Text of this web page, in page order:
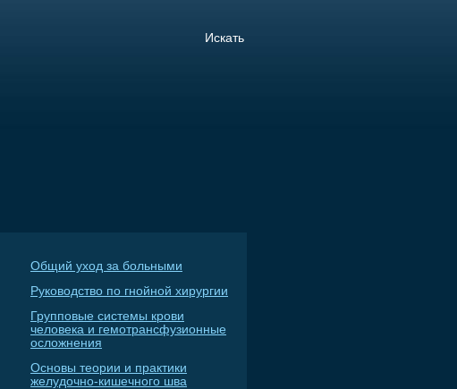
Общий уход за больными
Руководство по гнойной хирургии
Групповые системы крови
человека и гемотрансфузионные
осложнения
Основы теории и практики
желудочно-кишечного шва